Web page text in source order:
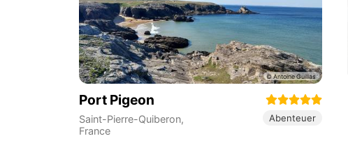
Port Pigeon
Saint-Pierre-Quiberon,
France
Abenteuer